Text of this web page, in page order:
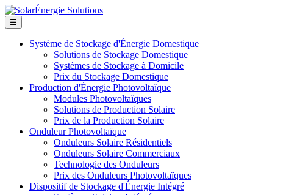
☰
Système de Stockage d'Énergie Domestique
Solutions de Stockage Domestique
Systèmes de Stockage à Domicile
Prix du Stockage Domestique
Production d'Énergie Photovoltaïque
Modules Photovoltaïques
Solutions de Production Solaire
Prix de la Production Solaire
Onduleur Photovoltaïque
Onduleurs Solaire Résidentiels
Onduleurs Solaire Commerciaux
Technologie des Onduleurs
Prix des Onduleurs Photovoltaïques
Dispositif de Stockage d'Énergie Intégré